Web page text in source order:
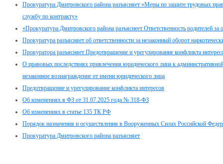
Прокуратура Дмитровского района разъясняет «Меры по защите трудовых
службу по контракту»
«Прокуратура Дмитровского района разъяснеет Ответственность родителей за
Прокуратура разъясняет об ответственности за незаконный оборот
Прокуратора разъясняет Предотвращение и урегулирование конфликта
О правовых последствиях привлечения юридического лица к
незаконное вознаграждение от имени юридического лица
Предотвращение и урегулирование конфликта интересов
Об изменениях в ФЗ от 31.07.2025 года № 318-ФЗ
Об изменениях в статье 135 ТК РФ
Порядок назначения и осуществления в Вооруженных Силах Российской
Прокуратура Дмитровского района разъясняет